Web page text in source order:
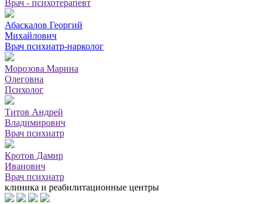
Врач - психотерапевт
Абаскалов Георгий
Михайлович
Врач психиатр-нарколог
Морозова Марина
Олеговна
Психолог
Титов Андрей
Владимирович
Врач психиатр
Кротов Дамир
Иванович
Врач психиатр
клиника и реабилитационные центры